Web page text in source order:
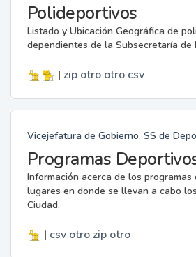
Polideportivos
Listado y Ubicación Geográfica de
dependientes de la Subsecretaría de
| zip otro otro csv
Vicejefatura de Gobierno. SS de
Programas
Información acerca de los programas
lugares en donde se llevan a cabo
Ciudad.
| csv otro zip otro